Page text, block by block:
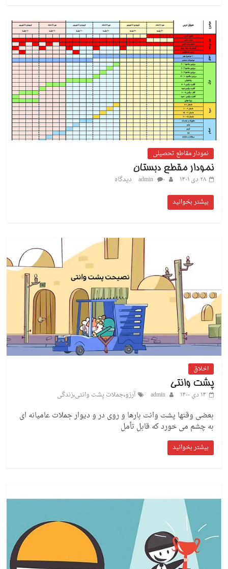
نمودار مقاطع تحصیلی
نمودار مقطع دبستان
۲۸ دی ۱۴۰۱
admin
۰ دیدگاه
بیشتر بخوانید
اخلاق
پشت وانتی
۱۴ دی ۱۴۰۰
admin آرزو،جملات پشت وانتی،زندگی
بعضی وقتها پشت وانت بارها و روی در و دیوار جملات عامیانه ای
به چشم می خورد که قابل تأمل
بیشتر بخوانید